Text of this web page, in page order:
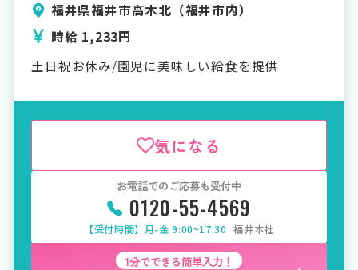
福井県福井市高木北（福井市内）
時給 1,233円
土日祝お休み/園児に美味しい給食を提供
気になる
お電話でのご応募も受付中
0120-55-4569
【受付時間】月-金 9:00~17:30 福井本社
1分でできる簡単入力！